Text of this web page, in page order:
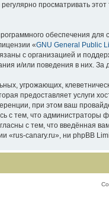
просматривать
обеспечения
«GNU General Public
с организацией и
и/или поведения в них.
угрожающих,
предоставляет услуги
при этом ваш
с тем, что
с тем, что введённая
canary.ru», ни phpBB